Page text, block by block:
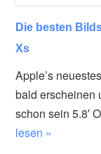
Die besten
Xs
Apple’s
bald erscheinen
schon sein
lesen »